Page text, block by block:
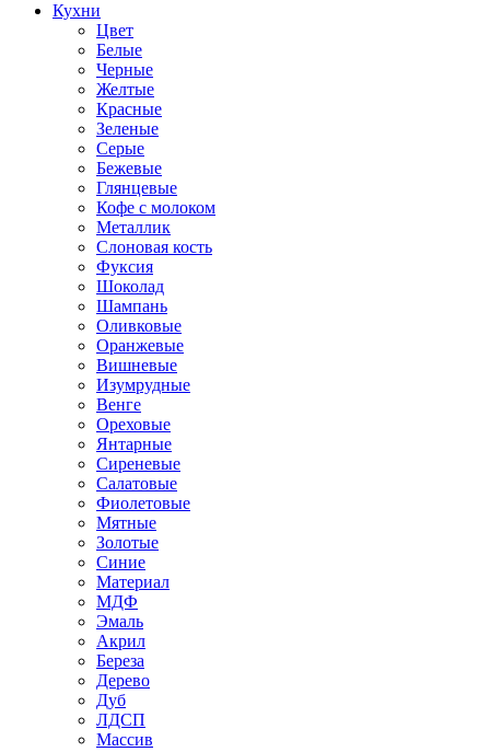
Кухни
Цвет
Белые
Черные
Желтые
Красные
Зеленые
Серые
Бежевые
Глянцевые
Кофе с молоком
Металлик
Слоновая кость
Фуксия
Шоколад
Шампань
Оливковые
Оранжевые
Вишневые
Изумрудные
Венге
Ореховые
Янтарные
Сиреневые
Салатовые
Фиолетовые
Мятные
Золотые
Синие
Материал
МДФ
Эмаль
Акрил
Береза
Дерево
Дуб
ЛДСП
Массив